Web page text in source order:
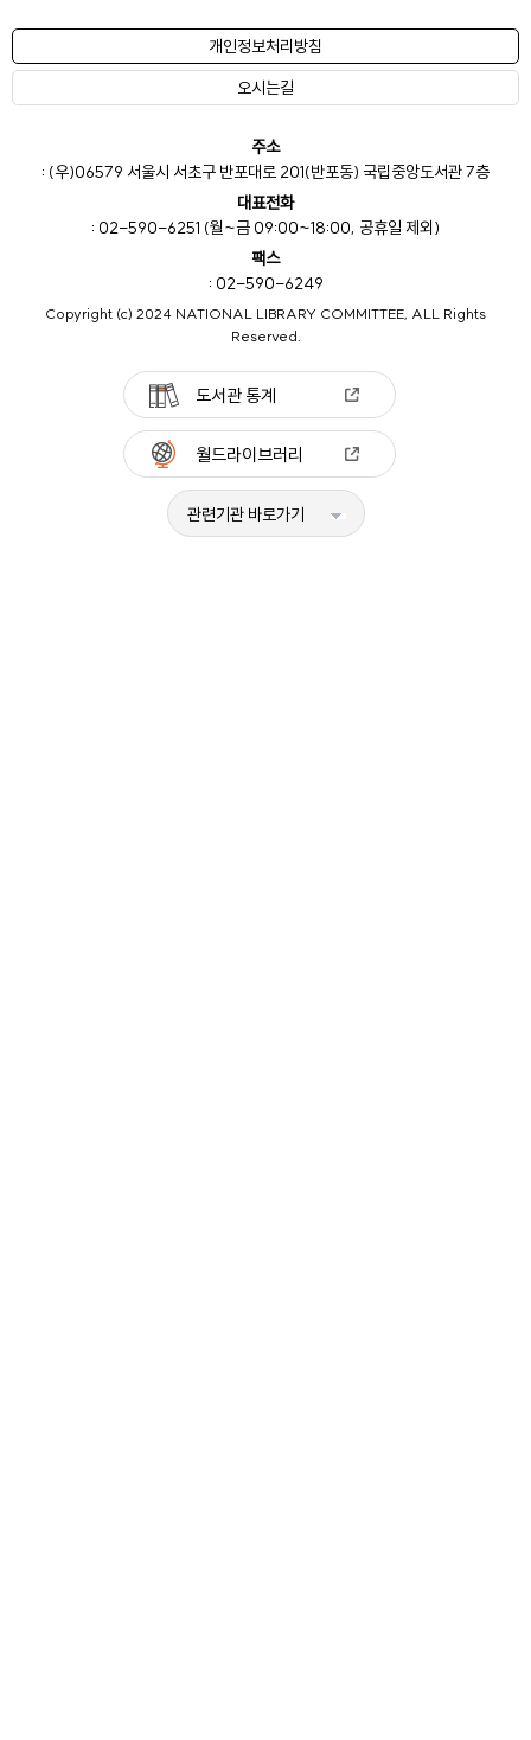
개인정보처리방침
오시는길
주소
: (우)06579 서울시 서초구 반포대로 201(반포동) 국립중앙도서관 7층
대표전화
: 02-590-6251 (월~금 09:00~18:00, 공휴일 제외)
팩스
: 02-590-6249
Copyright (c) 2024 NATIONAL LIBRARY COMMITTEE, ALL Rights
Reserved.
도서관 통계
월드라이브러리
관련기관 바로가기